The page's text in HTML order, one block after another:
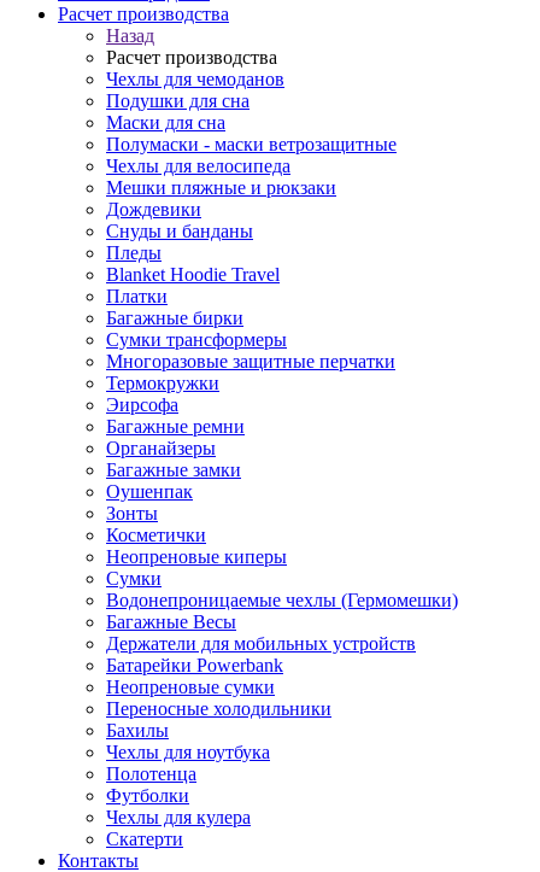
Расчет производства
Назад
Расчет производства
Чехлы для чемоданов
Подушки для сна
Маски для сна
Полумаски - маски ветрозащитные
Чехлы для велосипеда
Мешки пляжные и рюкзаки
Дождевики
Снуды и банданы
Пледы
Blanket Hoodie Travel
Платки
Багажные бирки
Сумки трансформеры
Многоразовые защитные перчатки
Термокружки
Эирсофа
Багажные ремни
Органайзеры
Багажные замки
Оушенпак
Зонты
Косметички
Неопреновые киперы
Сумки
Водонепроницаемые чехлы (Гермомешки)
Багажные Весы
Держатели для мобильных устройств
Батарейки Powerbank
Неопреновые сумки
Переносные холодильники
Бахилы
Чехлы для ноутбука
Полотенца
Футболки
Чехлы для кулера
Скатерти
Контакты